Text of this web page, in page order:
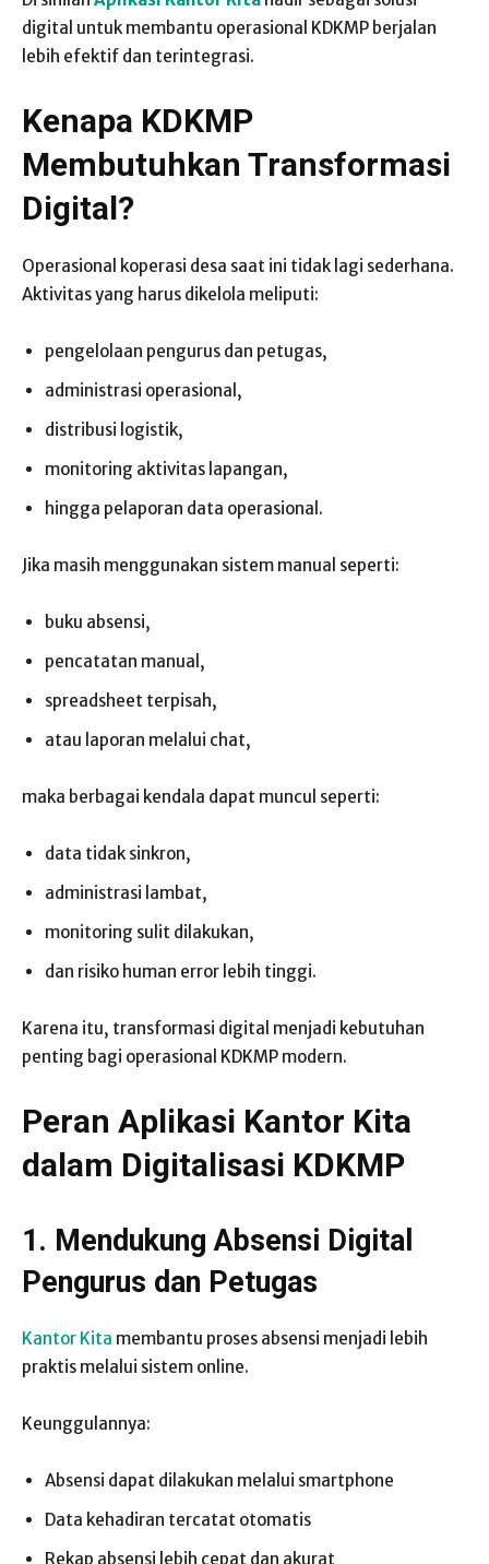
digital untuk membantu operasional KDKMP berjalan
lebih efektif dan terintegrasi.
Kenapa KDKMP
Membutuhkan Transformasi
Digital?
Operasional koperasi desa saat ini tidak lagi sederhana.
Aktivitas yang harus dikelola meliputi:
pengelolaan pengurus dan petugas,
administrasi operasional,
distribusi logistik,
monitoring aktivitas lapangan,
hingga pelaporan data operasional.
Jika masih menggunakan sistem manual seperti:
buku absensi,
pencatatan manual,
spreadsheet terpisah,
atau laporan melalui chat,
maka berbagai kendala dapat muncul seperti:
data tidak sinkron,
administrasi lambat,
monitoring sulit dilakukan,
dan risiko human error lebih tinggi.
Karena itu, transformasi digital menjadi kebutuhan
penting bagi operasional KDKMP modern.
Peran Aplikasi Kantor Kita
dalam Digitalisasi KDKMP
1. Mendukung Absensi Digital
Pengurus dan Petugas
Kantor Kita membantu proses absensi menjadi lebih
praktis melalui sistem online.
Keunggulannya:
Absensi dapat dilakukan melalui smartphone
Data kehadiran tercatat otomatis
Rekap absensi lebih cepat dan akurat